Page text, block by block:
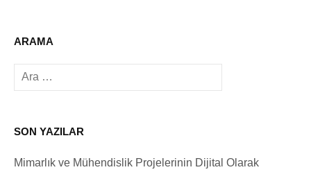
ARAMA
Arama:
SON YAZILAR
Mimarlık ve Mühendislik Projelerinin Dijital Olarak